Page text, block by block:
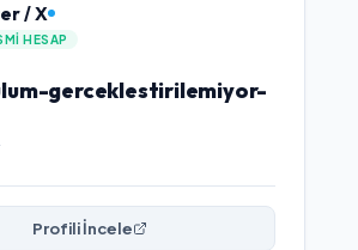
/ X
HESAP
gerceklestirilemiyor-
Profili İncele